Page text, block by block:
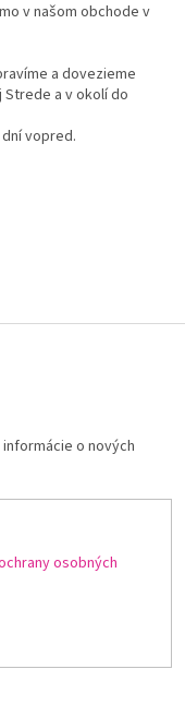
v našom obchode v
a dovezieme
Strede a v okolí do
vopred.
o nových
osobných